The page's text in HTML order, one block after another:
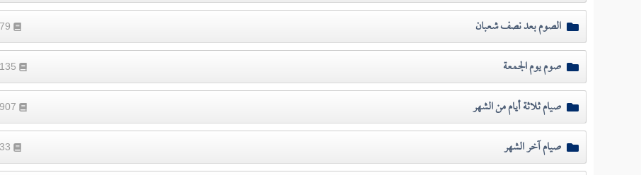
الصوم بعد نصف شعبان
صوم يوم الجمعة
صيام ثلاثة أيام من الشهر
صيام آخر الشهر